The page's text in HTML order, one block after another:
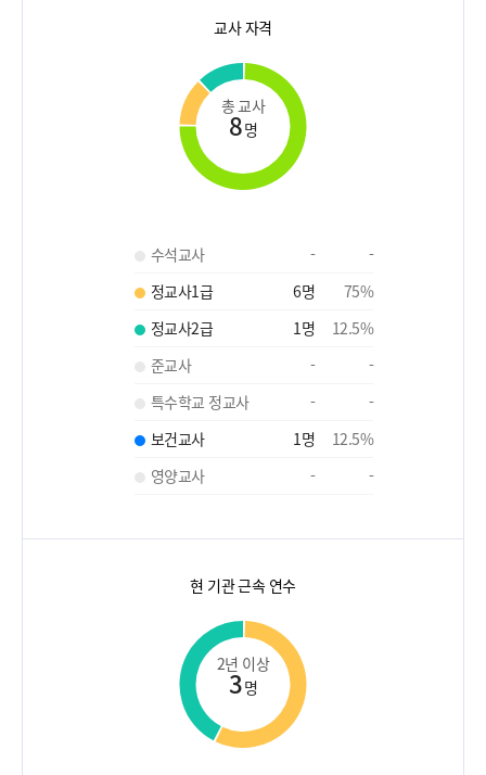
교사 자격
총 교사
8명
수석교사 -
-
정교사1급
6명 75%
정교사2급
1명 12.5%
준교사
-
-
특수학교 정교사
-
-
보건교사
1명 12.5%
영양교사
- -
현 기관 근속 연수
2년 이상
3명